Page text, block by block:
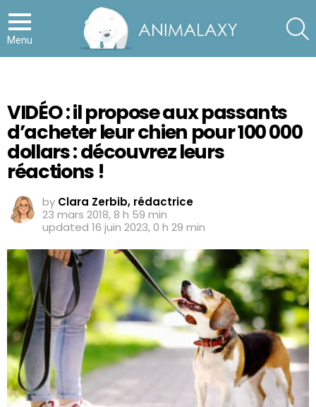
Menu
VIDÉO : il propose aux passants
d’acheter leur chien pour 100 000
dollars : découvrez leurs
réactions !
by Clara Zerbib, rédactrice
23 mars 2018, 8 h 59 min
updated 16 juin 2023, 0 h 29 min